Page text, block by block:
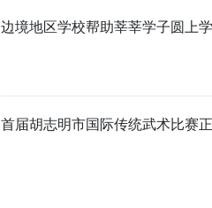
边境地区学校帮助莘莘学子圆上
首届胡志明市国际传统武术比赛